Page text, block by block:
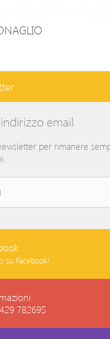
email
per rimanere
su Facebook!
782695